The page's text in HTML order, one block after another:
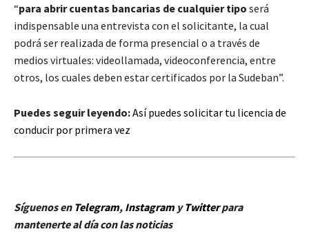
“para abrir cuentas bancarias de cualquier tipo será
indispensable una entrevista con el solicitante, la cual
podrá ser realizada de forma presencial o a través de
medios virtuales: videollamada, videoconferencia, entre
otros, los cuales deben estar certificados por la Sudeban”.
Puedes seguir leyendo:Así puedes solicitar tu licencia de
conducir por primera vez
Síguenos en Telegram, InstagramyTwitterpara
mantenerte al día con las noticias